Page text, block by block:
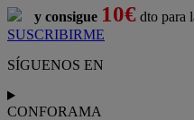
y consigue 10€ dto para
SUSCRIBIRME
SÍGUENOS EN
CONFORAMA